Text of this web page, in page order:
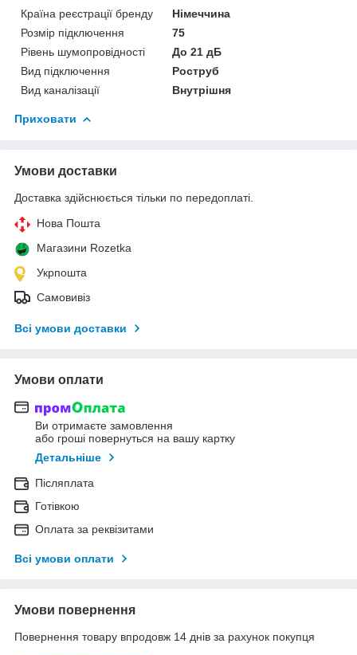
Країна реєстрації бренду
Німеччина
Розмір підключення
75
Рівень шумопровідності
До 21 дБ
Вид підключення
Роструб
Вид каналізації
Внутрішня
Приховати
Умови доставки
Доставка здійснюється тільки по передоплаті.
Нова Пошта
Магазини Rozetka
Укрпошта
Самовивіз
Всі умови доставки
Умови оплати
Ви отримаєте замовлення
або гроші повернуться на вашу картку
Детальніше
Післяплата
Готівкою
Оплата за реквізитами
Всі умови оплати
Умови повернення
Повернення товару впродовж 14 днів за рахунок покупця